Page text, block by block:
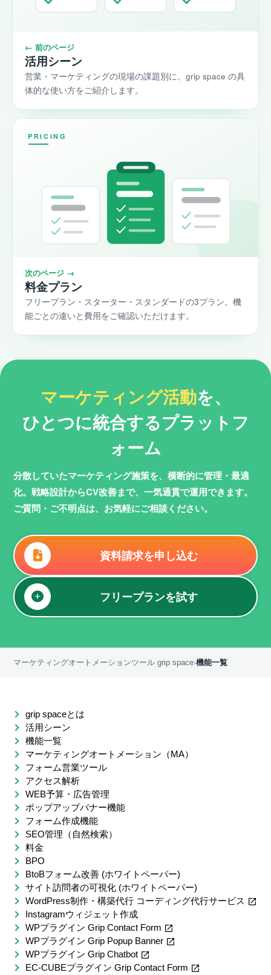
← 前のページ
活用シーン
営業・マーケティングの現場の課題別に、grip space の具
体的な使い方をご紹介します。
次のページ →
料金プラン
フリープラン・スターター・スタンダードの3プラン。機
能ごとの違いと費用をご確認いただけます。
マーケティング活動を、
ひとつに統合するプラットフ
ォーム
分散していたマーケティング施策を、横断的に管理・最適
化。戦略設計からCV改善まで、一気通貫で運用できます。
ご質問・ご不明点は、お気軽にご相談ください。
資料請求を申し込む
フリープランを試す
マーケティングオートメーションツール grip space›機能一覧
grip spaceとは
活用シーン
機能一覧
マーケティングオートメーション（MA）
フォーム営業ツール
アクセス解析
WEB予算・広告管理
ポップアップバナー機能
フォーム作成機能
SEO管理（自然検索）
料金
BPO
BtoBフォーム改善 (ホワイトペーパー)
サイト訪問者の可視化 (ホワイトペーパー)
WordPress制作・構築代行 コーディング代行サービス
Instagramウィジェット作成
WPプラグイン Grip Contact Form
WPプラグイン Grip Popup Banner
WPプラグイン Grip Chatbot
EC-CUBEプラグイン Grip Contact Form